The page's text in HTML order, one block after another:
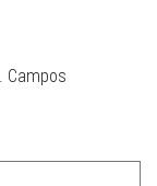
Campos